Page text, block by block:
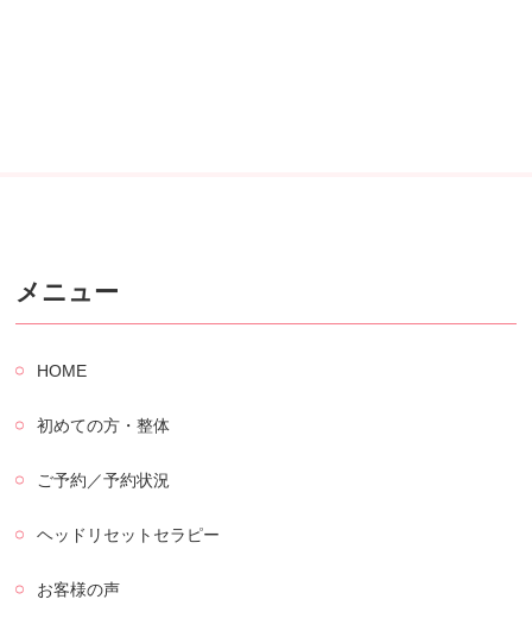
メニュー
HOME
初めての方・整体
ご予約／予約状況
ヘッドリセットセラピー
お客様の声